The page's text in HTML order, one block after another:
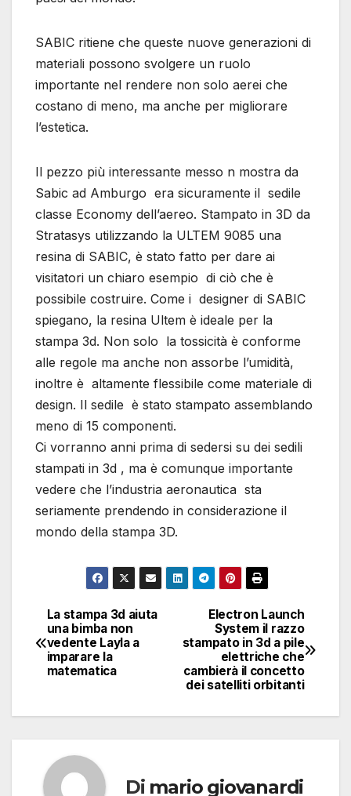
SABIC ritiene che queste nuove generazioni di
materiali possono svolgere un ruolo
importante nel rendere non solo aerei che
costano di meno, ma anche per migliorare
l’estetica.
Il pezzo più interessante messo n mostra da
Sabic ad Amburgo era sicuramente il sedile
classe Economy dell’aereo. Stampato in 3D da
Stratasys utilizzando la ULTEM 9085 una
resina di SABIC, è stato fatto per dare ai
visitatori un chiaro esempio di ciò che è
possibile costruire. Come i designer di SABIC
spiegano, la resina Ultem è ideale per la
stampa 3d. Non solo la tossicità è conforme
alle regole ma anche non assorbe l’umidità,
inoltre è altamente flessibile come materiale di
design. Il sedile è stato stampato assemblando
meno di 15 componenti.
Ci vorranno anni prima di sedersi su dei sedili
stampati in 3d , ma è comunque importante
vedere che l’industria aeronautica sta
seriamente prendendo in considerazione il
mondo della stampa 3D.
Navigazione
articoli
Electron Launch
System il razzo
stampato in 3d a pile
elettriche che
cambierà il concetto
dei satelliti orbitanti
La stampa 3d aiuta
una bimba non
vedente Layla a
imparare la
matematica
Di mario giovanardi